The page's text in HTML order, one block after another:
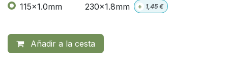
115x1.0mm 230x1.8mm + 1,45€
Añadir a la cesta